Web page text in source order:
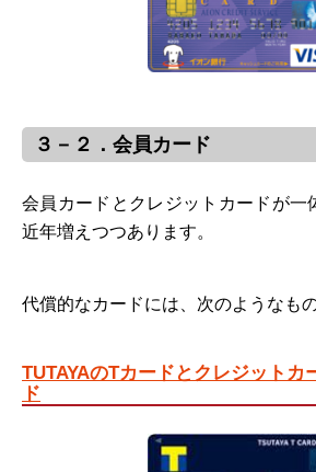
３－２．会員カード
会員カードとクレジットカードが一
近年増えつつあります。
代償的なカードには、次のようなも
TUTAYAのTカードとクレジットカ
ド